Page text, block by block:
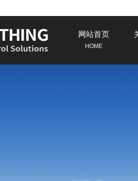
网站首页
HOME